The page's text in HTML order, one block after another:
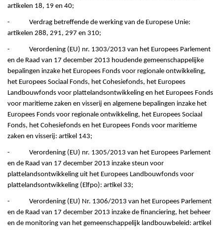
artikelen 18, 19 en 40;
- Verdrag betreffende de werking van de Europese Unie:
artikelen 288, 291, 297 en 310;
- Verordening (EU) nr. 1303/2013 van het Europees Parlement
en de Raad van 17 december 2013 houdende gemeenschappelijke
bepalingen inzake het Europees Fonds voor regionale ontwikkeling,
het Europees Sociaal Fonds, het Cohesiefonds, het Europees
Landbouwfonds voor plattelandsontwikkeling en het Europees Fonds
voor maritieme zaken en visserij en algemene bepalingen inzake het
Europees Fonds voor regionale ontwikkeling, het Europees Sociaal
Fonds, het Cohesiefonds en het Europees Fonds voor maritieme
zaken en visserij: artikel 143;
- Verordening (EU) nr. 1305/2013 van het Europees Parlement
en de Raad van 17 december 2013 inzake steun voor
plattelandsontwikkeling uit het Europees Landbouwfonds voor
plattelandsontwikkeling (Elfpo): artikel 33;
- Verordening (EU) Nr. 1306/2013 van het Europees Parlement
en de Raad van 17 december 2013 inzake de financiering, het beheer
en de monitoring van het gemeenschappelijk landbouwbeleid: artikel